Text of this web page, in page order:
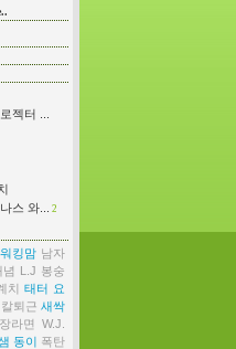
젝터 ...
스 와...
2
워킹맘 남자
념 L.J 봉숭
치 태터 요
칼퇴근 새싹
라면
W.J.
동이 폭탄